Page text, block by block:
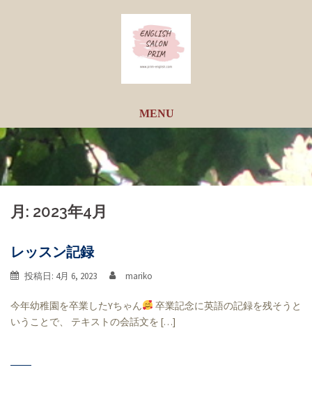
ッ
月: 2023年4月
レッスン記録
投稿日: 4月 6, 2023 mariko
今年幼稚園を卒業したYちゃん
卒業記念に英語の記録を残そうと
いうことで、 テキストの会話文を […]